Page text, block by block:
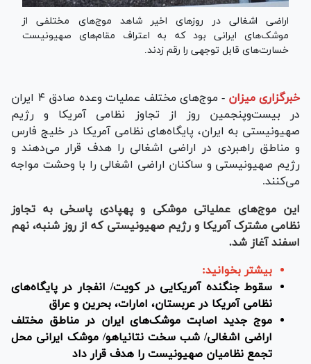
اراضی اشغالی در روزهای اخیر شاهد موج‌های مختلفی از
موشک‌های ایرانی بود که به اعتراف مقام‌های صهیونیست
خسارت‌های قابل توجهی را رقم زدند.
خبرگزاری میزان -
موج‌های مختلف عملیات وعده صادق ۴ ایران
در بیست‌وپنجمین روز از تجاوز نظامی آمریکا و رژیم
صهیونیستی به ایران، پایگاه‌های نظامی آمریکا در خلیج فارس
و مناطق راهبردی در اراضی اشغالی را هدف قرار می‌دهند و
رژیم صهیونیستی و‌ ساکنان اراضی اشغالی را با وحشت مواجه
می‌کنند.
این موج‌های عملیاتی موشکی و‌ پهپادی پاسخی به تجاوز
نظامی مشترک آمریکا و رژیم صهیونیستی که از روز شنبه، نهم
اسفند آغاز شد.
بیشتر بخوانید:
سقوط جنگنده آمریکایی در کویت/ انفجار در پایگاه‌های
نظامی آمریکا در عربستان، امارات، بحرین و عراق
موج جدید اصابت موشک‌های ایران در مناطق مختلف
اراضی اشغالی/ شب سخت نتانیاهو/ موشک ایرانی محل
تجمع نظامیان صهیونیست را هدف قرار داد